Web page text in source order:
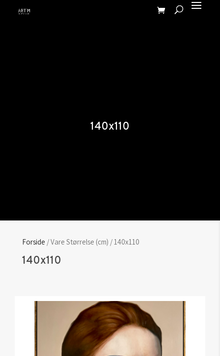
140x110
Forside / Vare Størrelse (cm) / 140x110
140x110